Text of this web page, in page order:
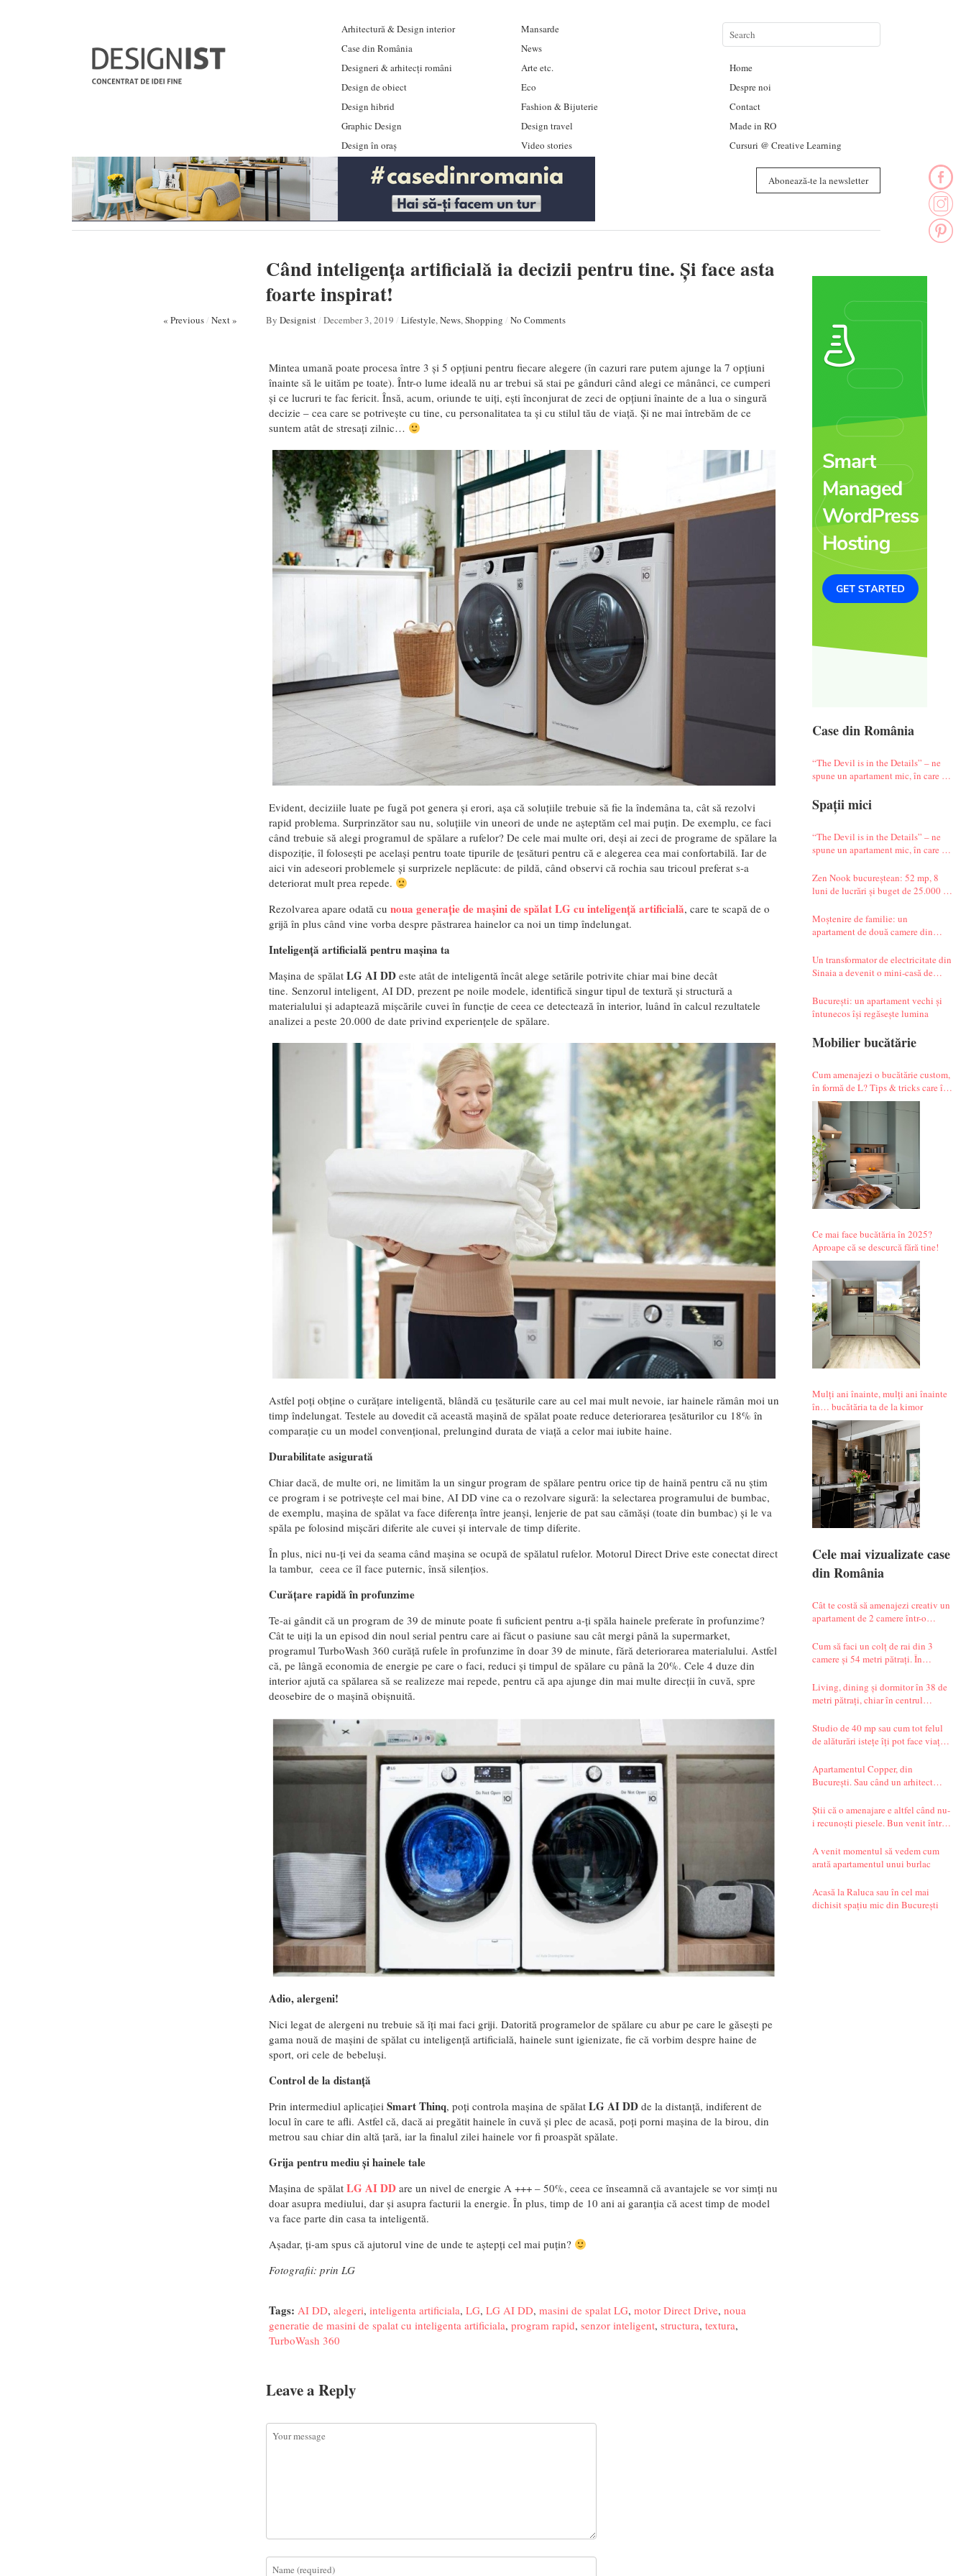
Arhitectură & Design interior
Case din România
Designeri & arhitecți români
Design de obiect
Design hibrid
Graphic Design
Design în oraș
Mansarde
News
Arte etc.
Eco
Fashion & Bijuterie
Design travel
Video stories
Home
Despre noi
Contact
Made in RO
Cursuri @ Creative Learning
Abonează-te la newsletter
Case din România
“The Devil is in the Details” – ne
spune un apartament mic, în care te
Spații mici
“The Devil is in the Details” – ne
spune un apartament mic, în care te
Zen Nook bucureștean: 52 mp, 8
luni de lucrări și buget de 25.000 de
Moștenire de familie: un
apartament de două camere din
Un transformator de electricitate din
Sinaia a devenit o mini-casă de
București: un apartament vechi și
întunecos își regăsește lumina
Mobilier bucătărie
Cum amenajezi o bucătărie custom,
în formă de L? Tips & tricks care îți
fac alegerile mai simple.
Ce mai face bucătăria în 2025?
Aproape că se descurcă fără tine!
Mulți ani înainte, mulți ani înainte
în… bucătăria ta de la kimor
Cele mai vizualizate case
din România
Cât te costă să amenajezi creativ un
apartament de 2 camere într-o
Cum să faci un colț de rai din 3
camere și 54 metri pătrați. În
Living, dining și dormitor în 38 de
metri pătrați, chiar în centrul
care te transportă departe, spre țările
nordice.
Studio de 40 mp sau cum tot felul
de alăturări istețe îți pot face viața
Apartamentul Copper, din
București. Sau când un arhitect
Știi că o amenajare e altfel când nu-
i recunoști piesele. Bun venit într-
A venit momentul să vedem cum
arată apartamentul unui burlac
Acasă la Raluca sau în cel mai
dichisit spațiu mic din București
Când inteligența artificială ia decizii pentru tine. Și face asta
foarte inspirat!
« Previous/ Next » By Designist/ December 3, 2019 / Lifestyle,News,Shopping / No Comments
Mintea umană poate procesa între 3 și 5 opțiuni pentru fiecare alegere (în cazuri rare putem ajunge la 7 opțiuni
înainte să le uităm pe toate). Într-o lume ideală nu ar trebui să stai pe gânduri când alegi ce mânânci, ce cumperi
și ce lucruri te fac fericit. Însă, acum, oriunde te uiți, ești înconjurat de zeci de opțiuni înainte de a lua o singură
decizie – cea care se potrivește cu tine, cu personalitatea ta și cu stilul tău de viață. Și ne mai întrebăm de ce
suntem atât de stresați zilnic…
Evident, deciziile luate pe fugă pot genera și erori, așa că soluțiile trebuie să fie la îndemâna ta, cât să rezolvi
rapid problema. Surprinzător sau nu, soluțiile vin uneori de unde ne așteptăm cel mai puțin. De exemplu, ce faci
când trebuie să alegi programul de spălare a rufelor? De cele mai multe ori, deși ai zeci de programe de spălare la
dispoziție, îl folosești pe același pentru toate tipurile de țesături pentru că e alegerea cea mai confortabilă. Iar de
aici vin adeseori problemele și surprizele neplăcute: de pildă, când observi că rochia sau tricoul preferat s-a
deteriorat mult prea repede.
Rezolvarea apare odată cu noua generație de mașini de spălat LG cu inteligență artificială, care te scapă de o
grijă în plus când vine vorba despre păstrarea hainelor ca noi un timp îndelungat.
Inteligență artificială pentru mașina ta
Mașina de spălat LG AI DDeste atât de inteligentă încât alege setările potrivite chiar mai bine decât
tine. Senzorul inteligent, AI DD, prezent pe noile modele, identifică singur tipul de textură și structură a
materialului și adaptează mișcările cuvei în funcție de ceea ce detectează în interior, luând în calcul rezultatele
analizei a peste 20.000 de date privind experiențele de spălare.
Astfel poți obține o curățare inteligentă, blândă cu țesăturile care au cel mai mult nevoie, iar hainele rămân moi un
timp îndelungat. Testele au dovedit că această mașină de spălat poate reduce deteriorarea țesăturilor cu 18% în
comparație cu un model convențional, prelungind durata de viață a celor mai iubite haine.
Durabilitate asigurată
Chiar dacă, de multe ori, ne limităm la un singur program de spălare pentru orice tip de haină pentru că nu știm
ce program i se potrivește cel mai bine, AI DD vine ca o rezolvare sigură: la selectarea programului de bumbac,
de exemplu, mașina de spălat va face diferența între jeanși, lenjerie de pat sau cămăși (toate din bumbac) și le va
spăla pe folosind mișcări diferite ale cuvei și intervale de timp diferite.
În plus, nici nu-ți vei da seama când mașina se ocupă de spălatul rufelor. Motorul Direct Drive este conectat direct
la tambur, ceea ce îl face puternic, însă silențios.
Curățare rapidă în profunzime
Te-ai gândit că un program de 39 de minute poate fi suficient pentru a-ți spăla hainele preferate în profunzime?
Cât te uiți la un episod din noul serial pentru care ai făcut o pasiune sau cât mergi până la supermarket,
programul TurboWash 360 curăță rufele în profunzime în doar 39 de minute, fără deteriorarea materialului. Astfel
că, pe lângă economia de energie pe care o faci, reduci și timpul de spălare cu până la 20%. Cele 4 duze din
interior ajută ca spălarea să se realizeze mai repede, pentru că apa ajunge din mai multe direcții în cuvă, spre
deosebire de o mașină obișnuită.
Adio, alergeni!
Nici legat de alergeni nu trebuie să îți mai faci griji. Datorită programelor de spălare cu abur pe care le găsești pe
gama nouă de mașini de spălat cu inteligență artificială, hainele sunt igienizate, fie că vorbim despre haine de
sport, ori cele de bebeluși.
Control de la distanță
Prin intermediul aplicației Smart Thinq, poți controla mașina de spălat LG AI DDde la distanță, indiferent de
locul în care te afli. Astfel că, dacă ai pregătit hainele în cuvă și plec de acasă, poți porni mașina de la birou, din
metrou sau chiar din altă țară, iar la finalul zilei hainele vor fi proaspăt spălate.
Grija pentru mediu și hainele tale
Mașina de spălat LG AI DDare un nivel de energie A +++ – 50%, ceea ce înseamnă că avantajele se vor simți nu
doar asupra mediului, dar și asupra facturii la energie. În plus, timp de 10 ani ai garanția că acest timp de model
va face parte din casa ta inteligentă.
Așadar, ți-am spus că ajutorul vine de unde te aștepți cel mai puțin?
Fotografii: prin LG
Tags: AI DD, alegeri, inteligenta artificiala, LG, LG AI DD, masini de spalat LG, motor Direct Drive, noua
generatie de masini de spalat cu inteligenta artificiala, program rapid, senzor inteligent, structura, textura,
TurboWash 360
Leave a Reply